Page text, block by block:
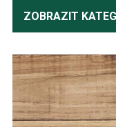
ZOBRAZIT